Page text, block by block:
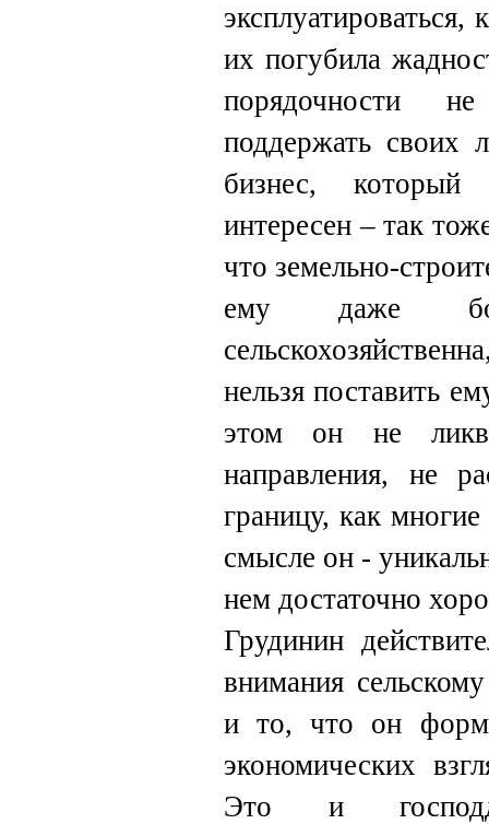
их погубила
порядочности
поддержать своих
бизнес,
интересен – так
что земельно-
ему даже
нельзя поставить
этом он не
направления, не
границу, как
смысле он -
нем достаточно
Грудинин
внимания
и то, что он
экономических
Это и